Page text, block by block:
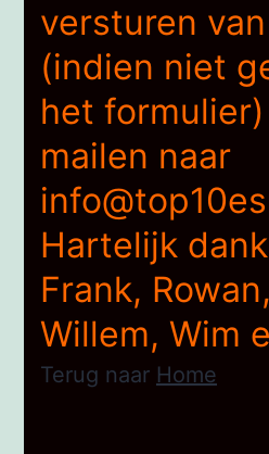
versturen
(indien niet
het
mailen naar
Hartelijk
Frank,
Willem, Wim
Terug naar Home